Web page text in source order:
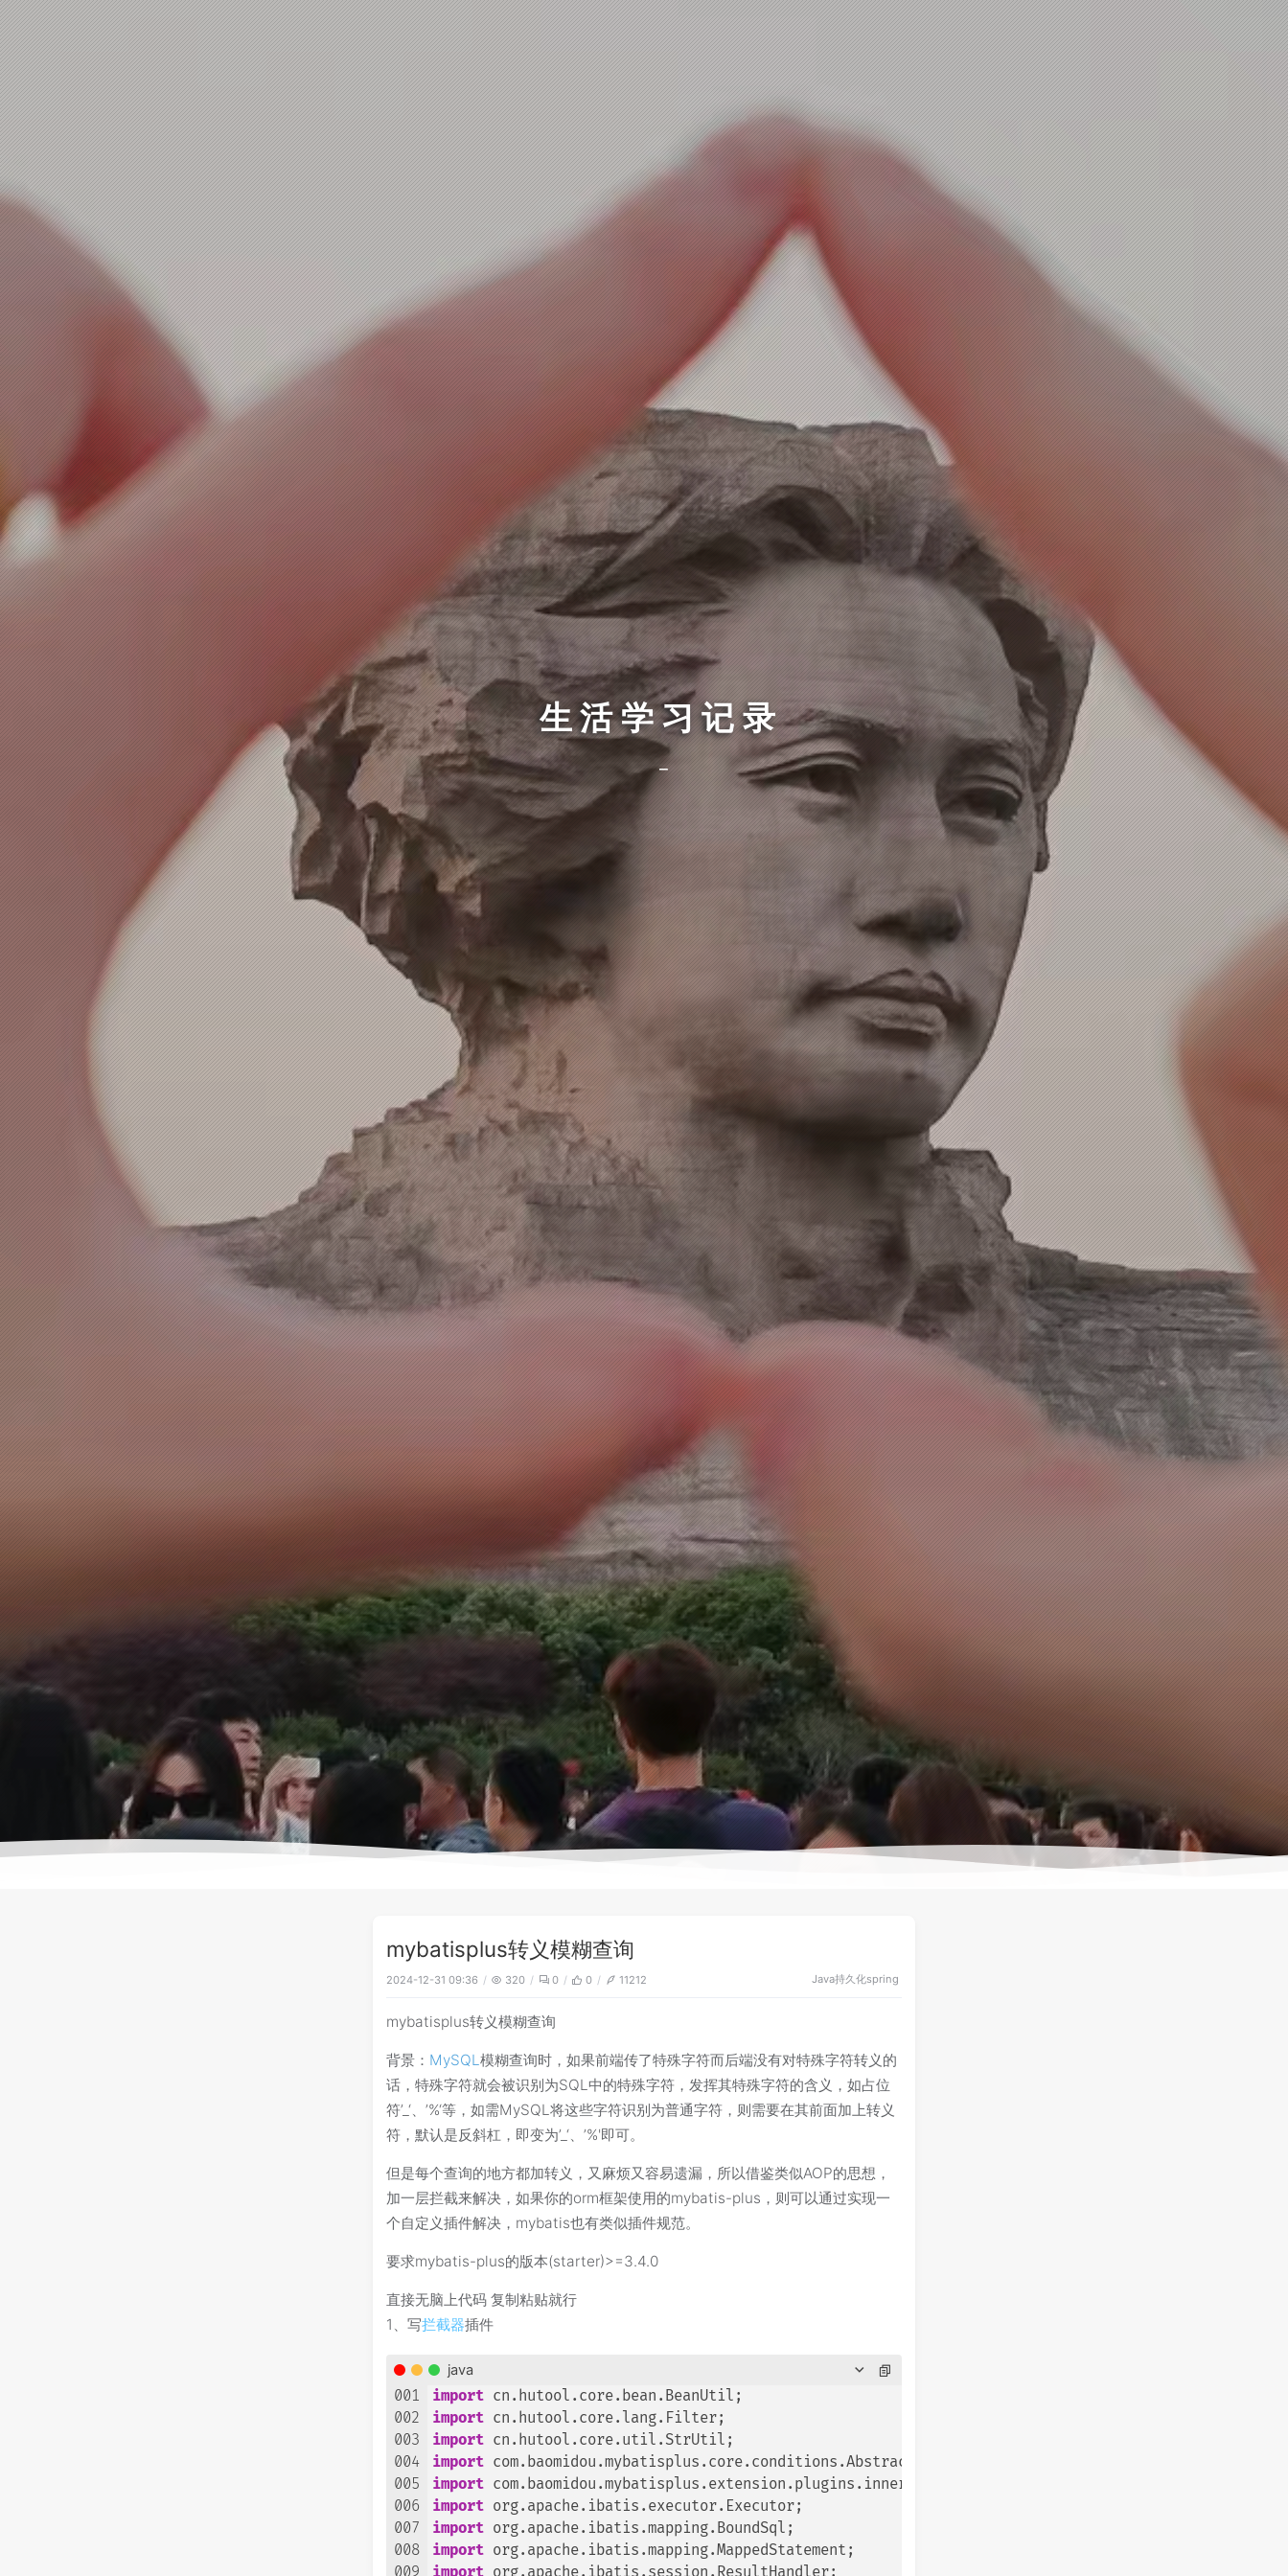
生活学习记录
mybatisplus转义模糊查询
2024-12-31 09:36 320 0 0 11212 Java持久化spring
mybatisplus转义模糊查询
背景： MySQL模糊查询时，如果前端传了特殊字符而后端没有对特殊字符转义的
话，特殊字符就会被识别为SQL中的特殊字符，发挥其特殊字符的含义，如占位
符’_‘、’%‘等，如需MySQL将这些字符识别为普通字符，则需要在其前面加上转义
符，默认是反斜杠，即变为’_‘、’%'即可。
但是每个查询的地方都加转义，又麻烦又容易遗漏，所以借鉴类似AOP的思想，
加一层拦截来解决，如果你的orm框架使用的mybatis-plus，则可以通过实现一
个自定义插件解决，mybatis也有类似插件规范。
要求mybatis-plus的版本(starter)>=3.4.0
直接无脑上代码 复制粘贴就行
1、写拦截器插件
java
001
002
003
004
005
006
007
008
import
import
import
import
import
import
import
import